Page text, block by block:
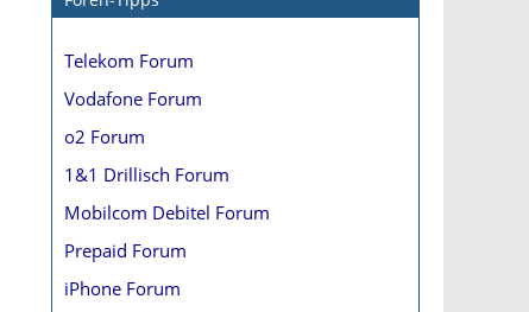
Telekom Forum
Vodafone Forum
o2 Forum
1&1 Drillisch Forum
Mobilcom Debitel Forum
Prepaid Forum
iPhone Forum